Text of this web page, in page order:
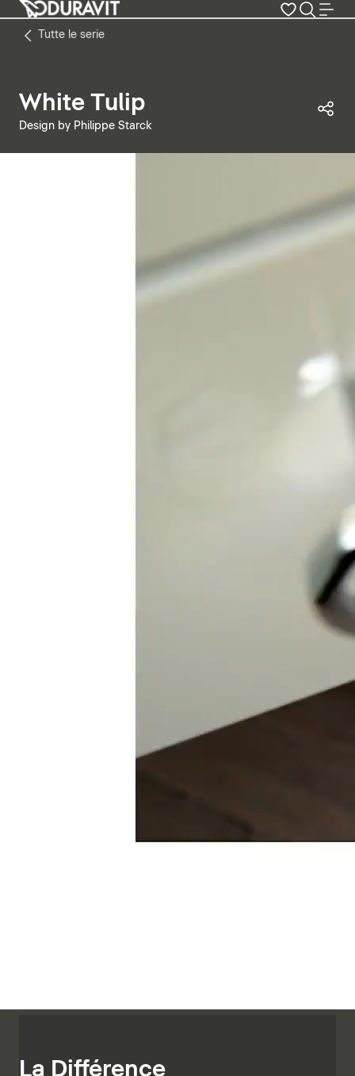
Tutte le serie
White Tulip
Design by Philippe Starck
La Différence